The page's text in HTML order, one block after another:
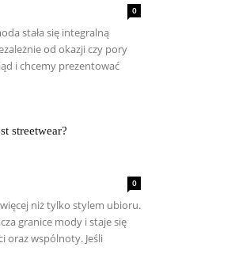
0
stała się integralną
od okazji czy pory
i chcemy prezentować
streetwear?
0
niż tylko stylem ubioru.
granice mody i staje się
oraz wspólnoty. Jeśli